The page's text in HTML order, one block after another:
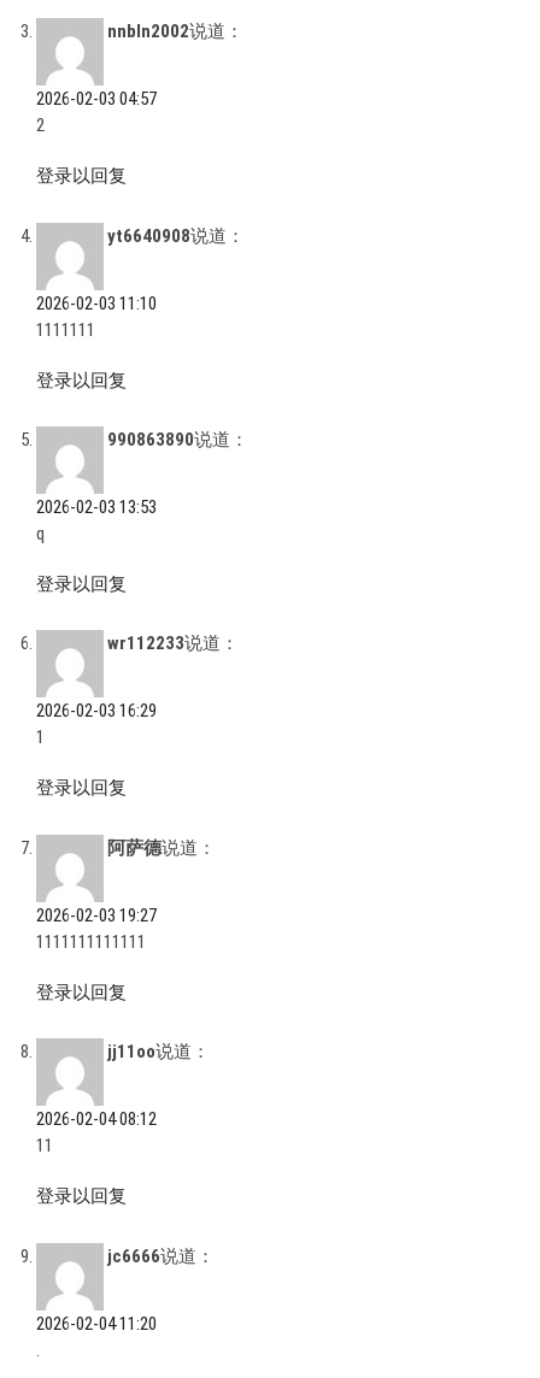
nnbln2002说道：
2026-02-03 04:57
2
登录以回复
yt6640908说道：
2026-02-03 11:10
1111111
登录以回复
990863890说道：
2026-02-03 13:53
q
登录以回复
wr112233说道：
2026-02-03 16:29
1
登录以回复
阿萨德说道：
2026-02-03 19:27
1111111111111
登录以回复
jj11oo说道：
2026-02-04 08:12
11
登录以回复
jc6666说道：
2026-02-04 11:20
.